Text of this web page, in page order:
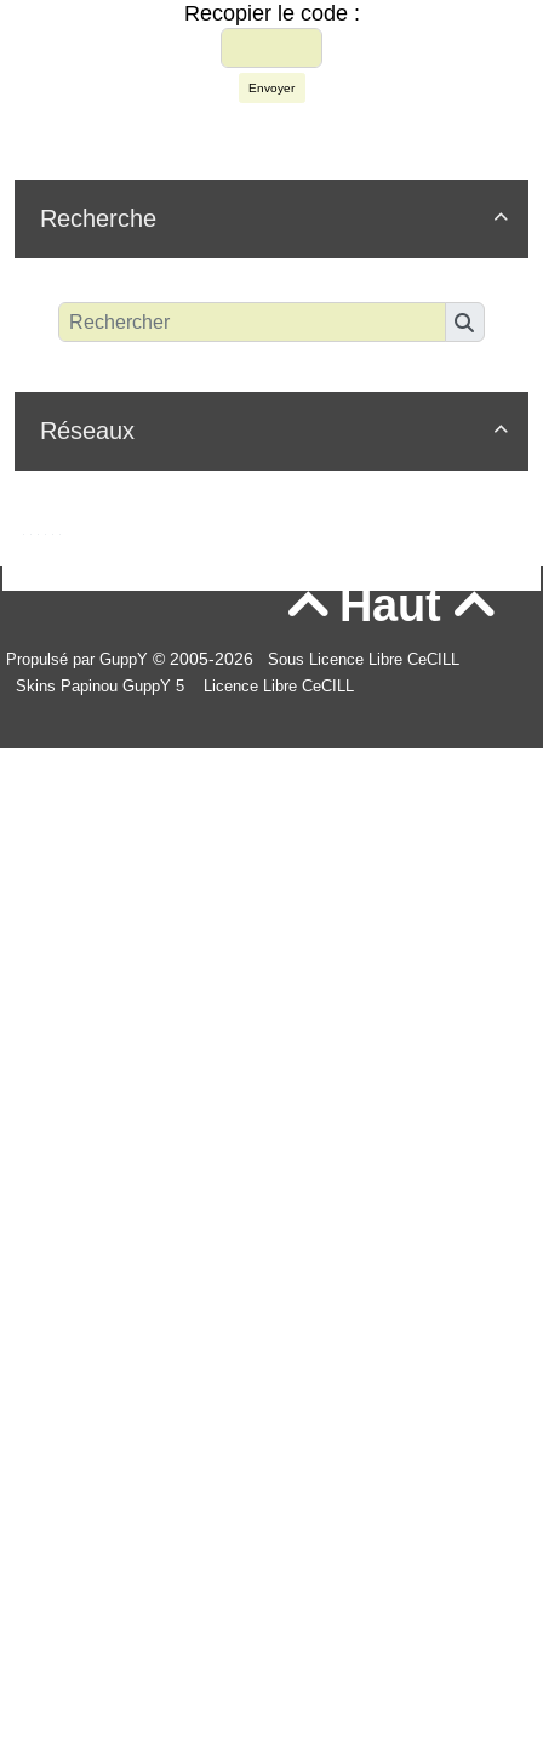
Recopier le code :
Envoyer

Recherche

Réseaux
Haut
Propulsé par GuppY © 2005-2026
Sous Licence Libre CeCILL
Skins Papinou GuppY 5
Licence Libre CeCILL